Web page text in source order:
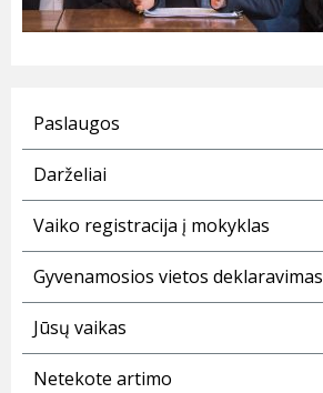
Paslaugos
Darželiai
Vaiko registracija į mokyklas
Gyvenamosios vietos deklaravimas
Jūsų vaikas
Netekote artimo